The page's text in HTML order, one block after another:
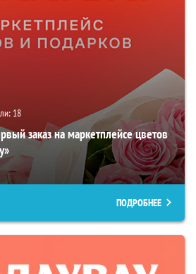
18
заказ на маркетплейсе цветов
ПОДРОБНЕЕ